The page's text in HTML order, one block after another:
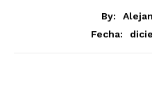
By:
Fecha: